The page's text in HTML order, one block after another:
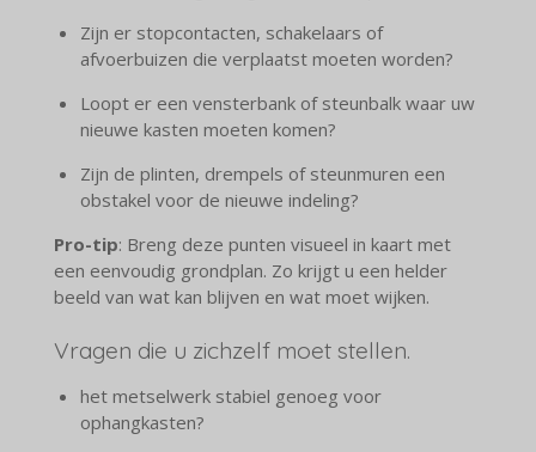
Zijn er stopcontacten, schakelaars of
afvoerbuizen die verplaatst moeten worden?
Loopt er een vensterbank of steunbalk waar uw
nieuwe kasten moeten komen?
Zijn de plinten, drempels of steunmuren een
obstakel voor de nieuwe indeling?
Pro-tip: Breng deze punten visueel in kaart met
een eenvoudig grondplan. Zo krijgt u een helder
beeld van wat kan blijven en wat moet wijken.
Vragen die u zichzelf moet stellen.
het metselwerk stabiel genoeg voor
ophangkasten?